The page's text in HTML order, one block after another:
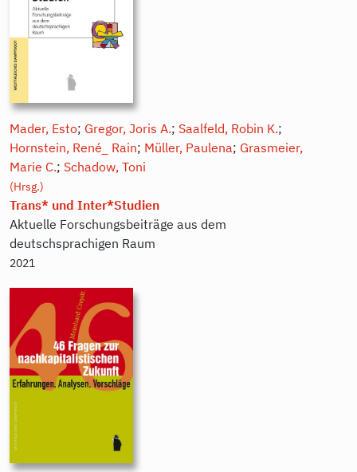
Mader, Esto; Gregor, Joris A.; Saalfeld, Robin K.;
Hornstein, René_ Rain; Müller, Paulena; Grasmeier,
Marie C.; Schadow, Toni
(Hrsg.)
Trans* und Inter*Studien
Aktuelle Forschungsbeiträge aus dem
deutschsprachigen Raum
2021